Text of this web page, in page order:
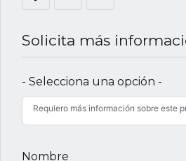
Solicita más
- Selecciona una opción -
Requiero más información sobre este
Nombre